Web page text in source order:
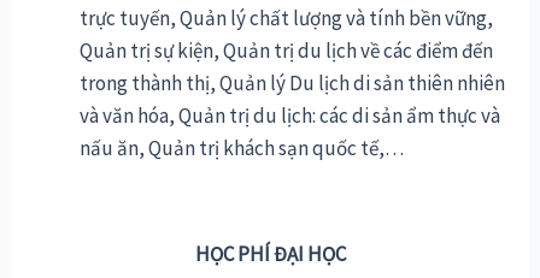
trực tuyến, Quản lý chất lượng và tính bền vững,
Quản trị sự kiện, Quản trị du lịch về các điểm đến
trong thành thị, Quản lý Du lịch di sản thiên nhiên
và văn hóa, Quản trị du lịch: các di sản ẩm thực và
nấu ăn, Quản trị khách sạn quốc tế,…
HỌC PHÍ ĐẠI HỌC